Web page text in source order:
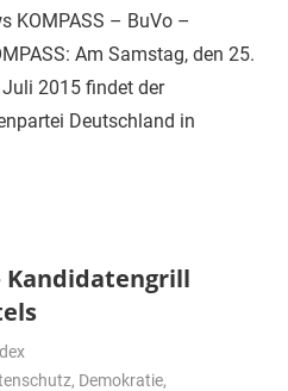
KOMPASS – BuVo –
Am Samstag, den 25.
2015 findet der
Deutschland in
Kandidatengrill
, Demokratie,